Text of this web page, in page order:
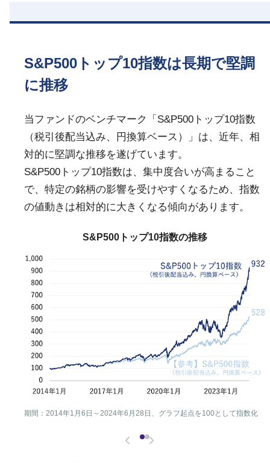
S&P500トップ10指数は長期で堅調
に推移
当ファンドのベンチマーク「S&P500トップ10指数
（税引後配当込み、円換算ベース）」は、近年、相
対的に堅調な推移を遂げています。
S&P500トップ10指数は、集中度合いが高まること
で、特定の銘柄の影響を受けやすくなるため、指数
の値動きは相対的に大きくなる傾向があります。
期間：2014年1月6日～2024年6月28日、グラフ起点を100として指数化
S&P500トップ10指数の推移